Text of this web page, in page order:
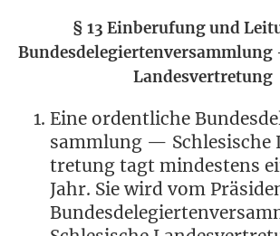
§ 13 Ein­be­ru­fung und
Bun­des­de­le­gier­ten­ver­samm­lung
Landesvertretung
Eine ordent­li­che
samm­lung — Schle­si­sche
tre­tung tagt min­des­tens
Jahr. Sie wird vom